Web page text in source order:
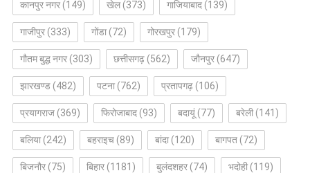
कानपुर नगर(149) खेल(373) गाजियाबाद(139)
गाजीपुर(333) गोंडा(72) गोरखपुर(179)
गौतम बुद्ध नगर(303) छत्तीसगढ़(562) जौनपुर(647)
झारखण्ड(482) पटना(762) प्रतापगढ़(106)
प्रयागराज(369) फिरोजाबाद(93) बदायूं(77) बरेली(141)
बलिया(242) बहराइच(89) बांदा(120) बागपत(72)
बिजनौर(75) बिहार(1181) बुलंदशहर(74) भदोही(119)